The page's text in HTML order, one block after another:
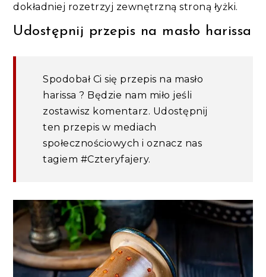
dokładniej rozetrzyj zewnętrzną stroną łyżki.
Udostępnij przepis na masło harissa
Spodobał Ci się przepis na masło
harissa ? Będzie nam miło jeśli
zostawisz komentarz. Udostępnij
ten przepis w mediach
społecznościowych i oznacz nas
tagiem #Czteryfajery.